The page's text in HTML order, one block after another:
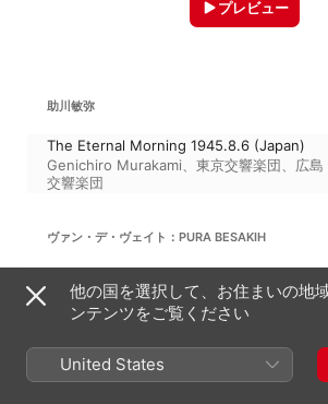
プレビュー
助川敏弥
The Eternal Morning 1945.8.6 (Japan)
Genichiro Murakami
東京交響楽団
広島
交響楽団
ヴァン・デ・ヴェイト：PURA BESAKIH
Szymon Kawalla、スロヴァキア放送交響楽
デイヴィッド・ローブ
Unkei
他の国を選択して、お住まいの地
ンテンツをご覧ください
United States